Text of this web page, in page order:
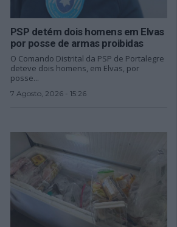
PSP detém dois homens em Elvas
por posse de armas proibidas
O Comando Distrital da PSP de Portalegre
deteve dois homens, em Elvas, por
posse...
7 Agosto, 2026 - 15:26